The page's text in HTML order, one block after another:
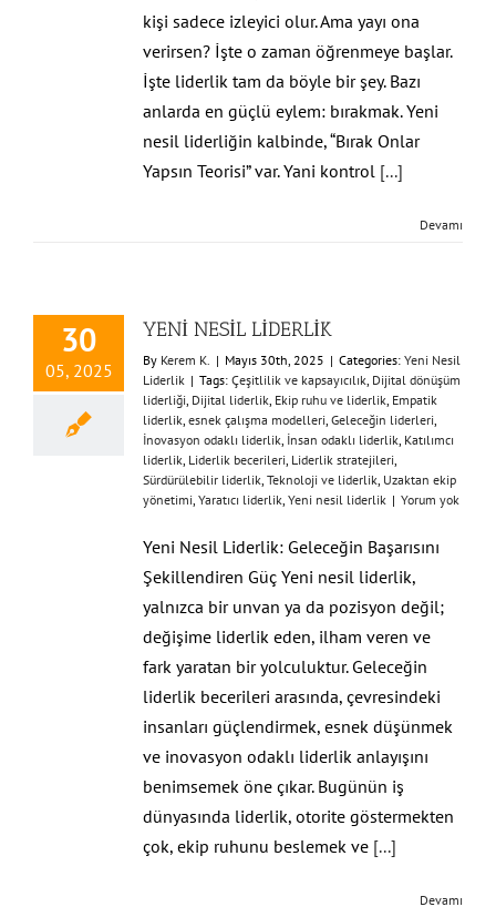
kişi sadece izleyici olur. Ama yayı ona
verirsen? İşte o zaman öğrenmeye başlar.
İşte liderlik tam da böyle bir şey. Bazı
anlarda en güçlü eylem: bırakmak. Yeni
nesil liderliğin kalbinde, “Bırak Onlar
Yapsın Teorisi” var. Yani kontrol [...]
Devamı
30
05, 2025
YENİ NESİL LİDERLİK
By Kerem K. | Mayıs 30th, 2025 | Categories: Yeni Nesil
Liderlik | Tags: Çeşitlilik ve kapsayıcılık, Dijital dönüşüm
liderliği, Dijital liderlik, Ekip ruhu ve liderlik, Empatik
liderlik, esnek çalışma modelleri, Geleceğin liderleri,
İnovasyon odaklı liderlik, İnsan odaklı liderlik, Katılımcı
liderlik, Liderlik becerileri, Liderlik stratejileri,
Sürdürülebilir liderlik, Teknoloji ve liderlik, Uzaktan ekip
yönetimi, Yaratıcı liderlik, Yeni nesil liderlik | Yorum yok
Yeni Nesil Liderlik: Geleceğin Başarısını
Şekillendiren Güç Yeni nesil liderlik,
yalnızca bir unvan ya da pozisyon değil;
değişime liderlik eden, ilham veren ve
fark yaratan bir yolculuktur. Geleceğin
liderlik becerileri arasında, çevresindeki
insanları güçlendirmek, esnek düşünmek
ve inovasyon odaklı liderlik anlayışını
benimsemek öne çıkar. Bugünün iş
dünyasında liderlik, otorite göstermekten
çok, ekip ruhunu beslemek ve [...]
Devamı